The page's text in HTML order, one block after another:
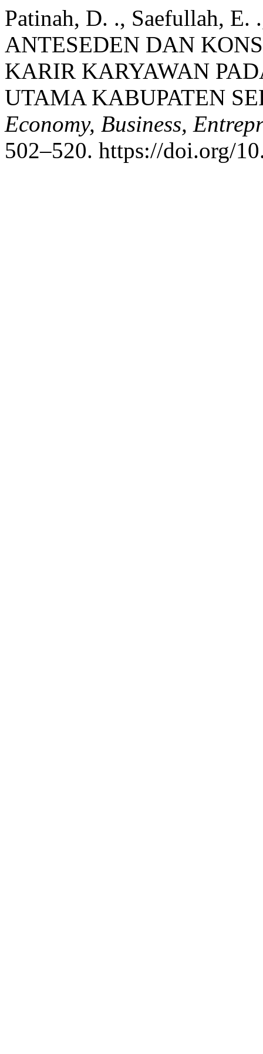
Patinah, D. ., Saefullah,
ANTESEDEN DAN
KARIR KARYAWAN
UTAMA KABUPATEN
Economy, Business,
502–520. https://doi.org/